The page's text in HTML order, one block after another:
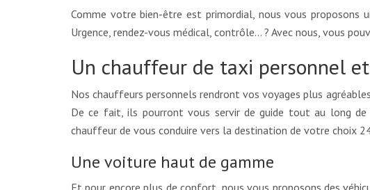
Comme votre bien-être est primordial, nous vous proposons
Urgence, rendez-vous médical, contrôle… ? Avec nous, vous
Un chauffeur de taxi personnel
Nos chauffeurs personnels rendront vos voyages plus
De ce fait, ils pourront vous servir de guide tout au long
chauffeur de vous conduire vers la destination de votre choix
Une voiture haut de gamme
Et pour encore plus de confort, nous vous proposons des